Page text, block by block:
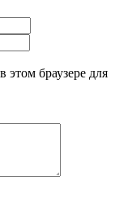
этом браузере для